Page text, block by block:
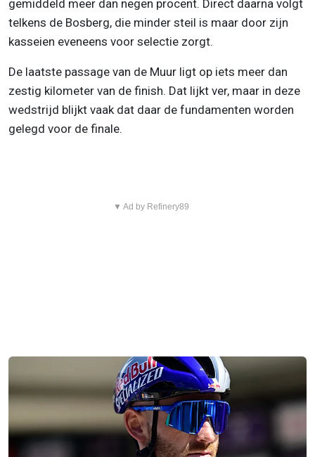
gemiddeld meer dan negen procent. Direct daarna volgt
telkens de Bosberg, die minder steil is maar door zijn
kasseien eveneens voor selectie zorgt.
De laatste passage van de Muur ligt op iets meer dan
zestig kilometer van de finish. Dat lijkt ver, maar in deze
wedstrijd blijkt vaak dat daar de fundamenten worden
gelegd voor de finale.
▼ Ad by Refinery89